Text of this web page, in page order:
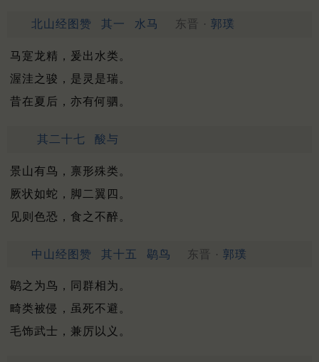
北山经图赞 其一 水马 东晋 · 郭璞
马寔龙精，爰出水类。
渥洼之骏，是灵是瑞。
昔在夏后，亦有何驷。
其二十七 酸与
景山有鸟，禀形殊类。
厥状如蛇，脚二翼四。
见则色恐，食之不醉。
中山经图赞 其十五 鹖鸟 东晋 · 郭璞
鹖之为鸟，同群相为。
畸类被侵，虽死不避。
毛饰武士，兼厉以义。